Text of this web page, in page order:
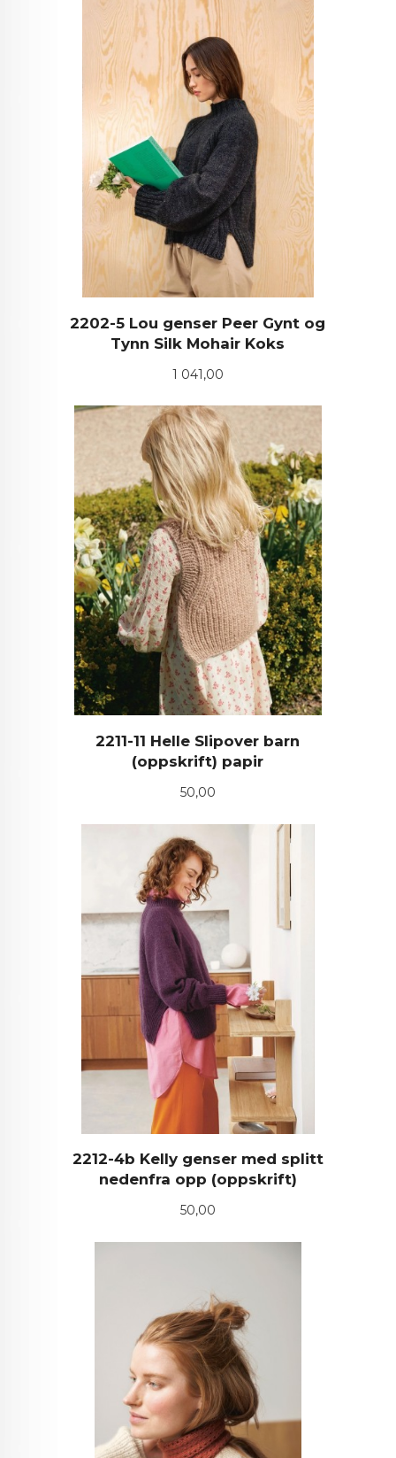
2202-5 Lou genser Peer Gynt og
Tynn Silk Mohair Koks
Pris
1 041,00
2211-11 Helle Slipover barn
(oppskrift) papir
Pris
50,00
2212-4b Kelly genser med splitt
nedenfra opp (oppskrift)
Pris
50,00